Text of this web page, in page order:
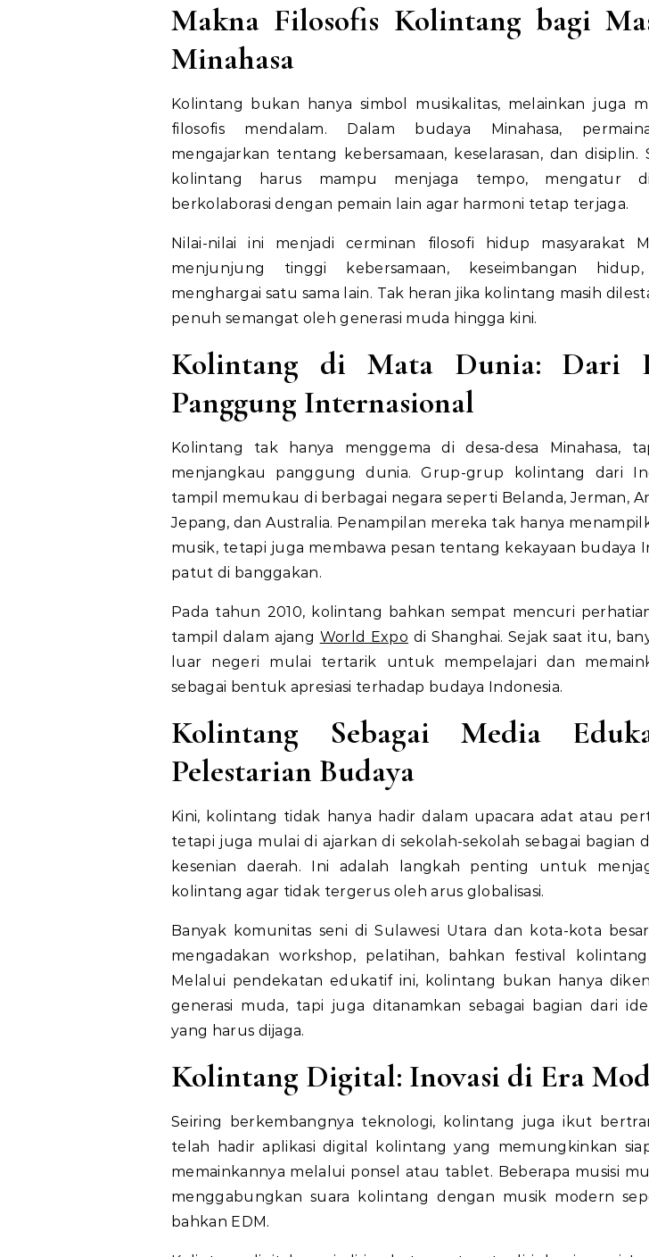
Makna Filosofis Kolintang bagi
Minahasa
Kolintang bukan hanya simbol musikalitas, melainkan juga
filosofis mendalam. Dalam budaya Minahasa,
mengajarkan tentang kebersamaan, keselarasan, dan disiplin.
kolintang harus mampu menjaga tempo, mengatur
berkolaborasi dengan pemain lain agar harmoni tetap terjaga.
Nilai-nilai ini menjadi cerminan filosofi hidup masyarakat
menjunjung tinggi kebersamaan, keseimbangan
menghargai satu sama lain. Tak heran jika kolintang masih
penuh semangat oleh generasi muda hingga kini.
Kolintang di Mata Dunia: Dari
Panggung Internasional
Kolintang tak hanya menggema di desa-desa Minahasa,
menjangkau panggung dunia. Grup-grup kolintang dari
tampil memukau di berbagai negara seperti Belanda, Jerman,
Jepang, dan Australia. Penampilan mereka tak hanya
musik, tetapi juga membawa pesan tentang kekayaan budaya
patut di banggakan.
Pada tahun 2010, kolintang bahkan sempat mencuri
tampil dalam ajang World Expo di Shanghai. Sejak saat itu,
luar negeri mulai tertarik untuk mempelajari dan
sebagai bentuk apresiasi terhadap budaya Indonesia.
Kolintang Sebagai Media
Pelestarian Budaya
Kini, kolintang tidak hanya hadir dalam upacara adat atau
tetapi juga mulai di ajarkan di sekolah-sekolah sebagai bagian
kesenian daerah. Ini adalah langkah penting untuk
kolintang agar tidak tergerus oleh arus globalisasi.
Banyak komunitas seni di Sulawesi Utara dan kota-kota
mengadakan workshop, pelatihan, bahkan festival
Melalui pendekatan edukatif ini, kolintang bukan hanya
generasi muda, tapi juga ditanamkan sebagai bagian dari
yang harus dijaga.
Kolintang Digital: Inovasi di Era
Seiring berkembangnya teknologi, kolintang juga ikut
telah hadir aplikasi digital kolintang yang memungkinkan
memainkannya melalui ponsel atau tablet. Beberapa musisi
menggabungkan suara kolintang dengan musik modern
bahkan EDM.